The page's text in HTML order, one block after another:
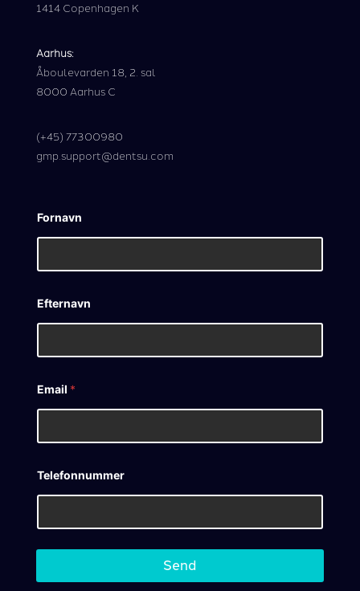
1414 Copenhagen K
Aarhus:
Åboulevarden 18, 2. sal
8000 Aarhus C
(+45) 77300980
gmp.support@dentsu.com
Fornavn
Efternavn
Email *
Telefonnummer
Send